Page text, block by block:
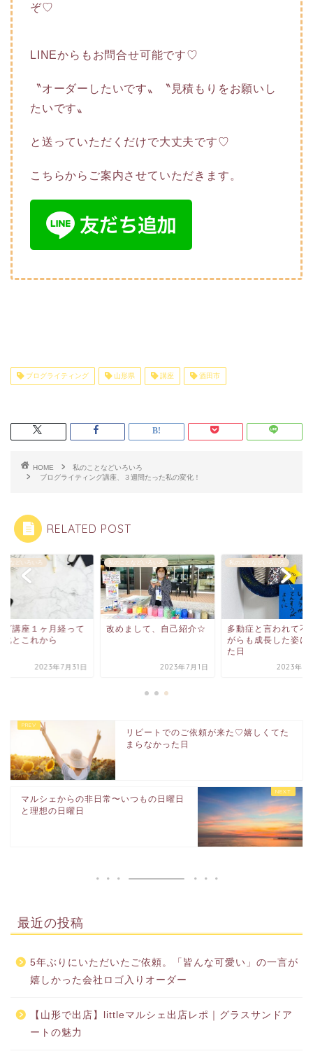
ぞ♡
LINEからもお問合せ可能です♡
〝オーダーしたいです〟〝見積もりをお願いし
たいです〟
と送っていただくだけで大丈夫です♡
こちらからご案内させていただきます。
ブログライティング 山形県 講座 酒田市
HOME
私のことなどいろいろ
ブログライティング講座、３週間たった私の変化！
RELATED POST
となどいろいろ
グ講座１ヶ月経って
化とこれから
2023年7月31日
私のことなどいろいろ
改めまして、自己紹介☆
2023年7月1日
私のことなどいろいろ
多動症と言われて不
がらも成長した姿に
た日
2023年7
リピートでのご依頼が来た♡嬉しくてた
まらなかった日
マルシェからの非日常〜いつもの日曜日
と理想の日曜日
最近の投稿
5年ぶりにいただいたご依頼。「皆んな可愛い」の一言が
嬉しかった会社ロゴ入りオーダー
【山形で出店】littleマルシェ出店レポ｜グラスサンドア
ートの魅力